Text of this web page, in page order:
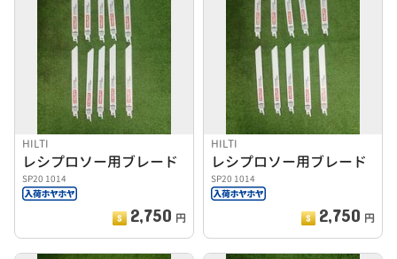
HILTI
レシプロソー用ブレード
SP20 1014
2,750 円
HILTI
レシプロソー用ブレード
SP20 1014
2,750 円